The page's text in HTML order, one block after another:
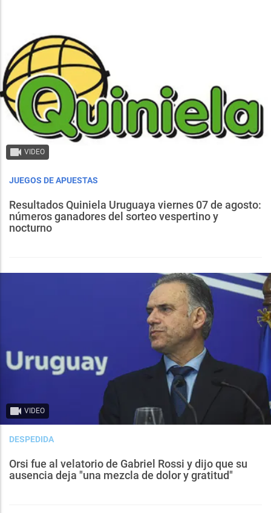
VIDEO
JUEGOS DE APUESTAS
Resultados Quiniela Uruguaya viernes 07 de agosto:
números ganadores del sorteo vespertino y
nocturno
VIDEO
DESPEDIDA
Orsi fue al velatorio de Gabriel Rossi y dijo que su
ausencia deja "una mezcla de dolor y gratitud"